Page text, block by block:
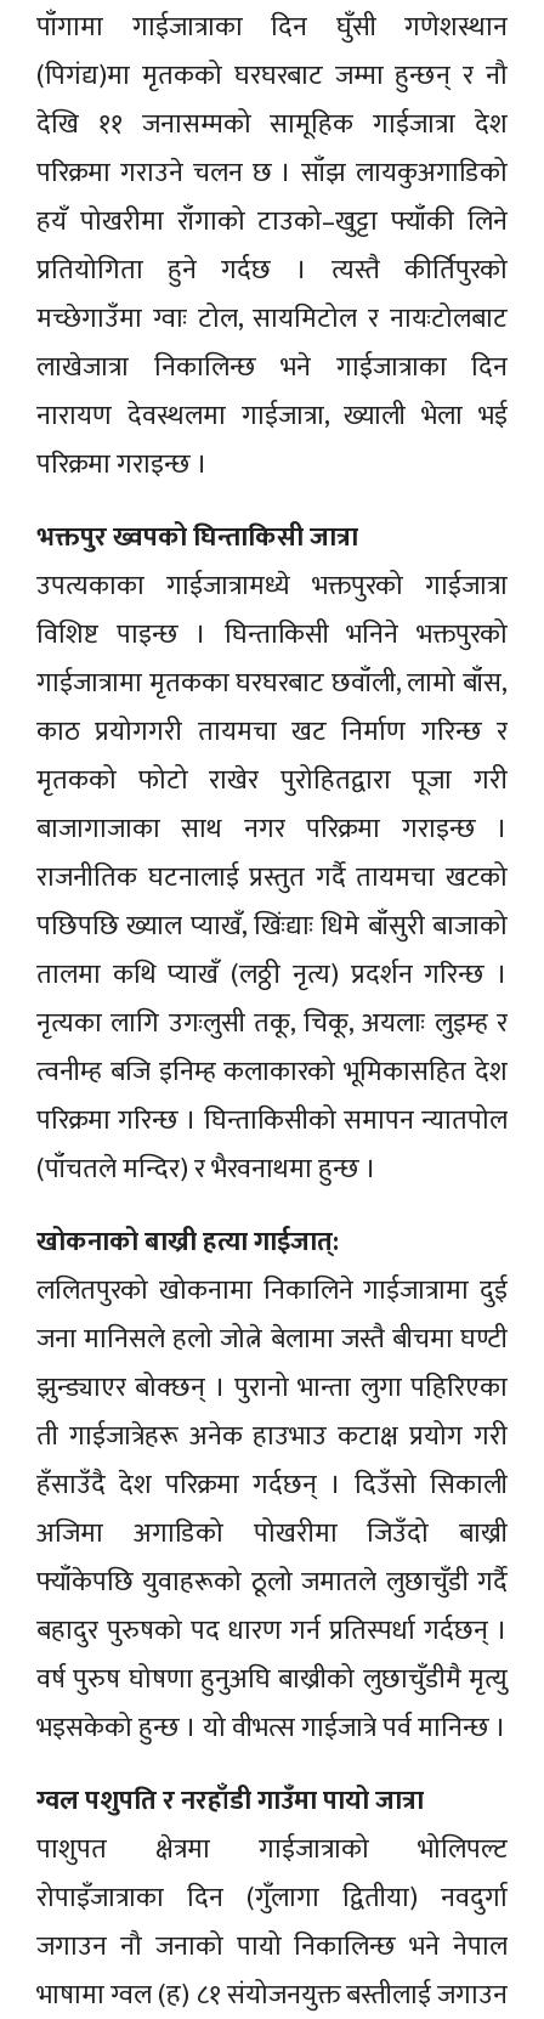
पाँगामा गाईजात्राका दिन घुँसी गणेशस्थान
(पिगंद्य)मा मृतकको घरघरबाट जम्मा हुन्छन् र नौ
देखि ११ जनासम्मको सामूहिक गाईजात्रा देश
परिक्रमा गराउने चलन छ । साँझ लायकुअगाडिको
हयँ पोखरीमा राँगाको टाउको–खुट्टा फ्याँकी लिने
प्रतियोगिता हुने गर्दछ । त्यस्तै कीर्तिपुरको
मच्छेगाउँमा ग्वाः टोल, सायमिटोल र नायःटोलबाट
लाखेजात्रा निकालिन्छ भने गाईजात्राका दिन
नारायण देवस्थलमा गाईजात्रा, ख्याली भेला भई
परिक्रमा गराइन्छ ।
भक्तपुर ख्वपको घिन्ताकिसी जात्रा
उपत्यकाका गाईजात्रामध्ये भक्तपुरको गाईजात्रा
विशिष्ट पाइन्छ । घिन्ताकिसी भनिने भक्तपुरको
गाईजात्रामा मृतकका घरघरबाट छवाँली, लामो बाँस,
काठ प्रयोगगरी तायमचा खट निर्माण गरिन्छ र
मृतकको फोटो राखेर पुरोहितद्वारा पूजा गरी
बाजागाजाका साथ नगर परिक्रमा गराइन्छ ।
राजनीतिक घटनालाई प्रस्तुत गर्दै तायमचा खटको
पछिपछि ख्याल प्याखँ, खिंःद्याः धिमे बाँसुरी बाजाको
तालमा कथि प्याखँ (लठ्ठी नृत्य) प्रदर्शन गरिन्छ ।
नृत्यका लागि उगःलुसी तकू, चिकू, अयलाः लुइम्ह र
त्वनीम्ह बजि इनिम्ह कलाकारको भूमिकासहित देश
परिक्रमा गरिन्छ । घिन्ताकिसीको समापन न्यातपोल
(पाँचतले मन्दिर) र भैरवनाथमा हुन्छ ।
खोकनाको बाख्री हत्या गाईजात्:
ललितपुरको खोकनामा निकालिने गाईजात्रामा दुई
जना मानिसले हलो जोत्ने बेलामा जस्तै बीचमा घण्टी
झुन्ड्याएर बोक्छन् । पुरानो भान्ता लुगा पहिरिएका
ती गाईजात्रेहरू अनेक हाउभाउ कटाक्ष प्रयोग गरी
हँसाउँदै देश परिक्रमा गर्दछन् । दिउँसो सिकाली
अजिमा अगाडिको पोखरीमा जिउँदो बाख्री
फ्याँकेपछि युवाहरूको ठूलो जमातले लुछाचुँडी गर्दै
बहादुर पुरुषको पद धारण गर्न प्रतिस्पर्धा गर्दछन् ।
वर्ष पुरुष घोषणा हुनुअघि बाख्रीको लुछाचुँडीमै मृत्यु
भइसकेको हुन्छ । यो वीभत्स गाईजात्रे पर्व मानिन्छ ।
ग्वल पशुपति र नरहाँडी गाउँमा पायो जात्रा
पाशुपत क्षेत्रमा गाईजात्राको भोलिपल्ट
रोपाइँजात्राका दिन (गुँलागा द्वितीया) नवदुर्गा
जगाउन नौ जनाको पायो निकालिन्छ भने नेपाल
भाषामा ग्वल (ह) ८१ संयोजनयुक्त बस्तीलाई जगाउन